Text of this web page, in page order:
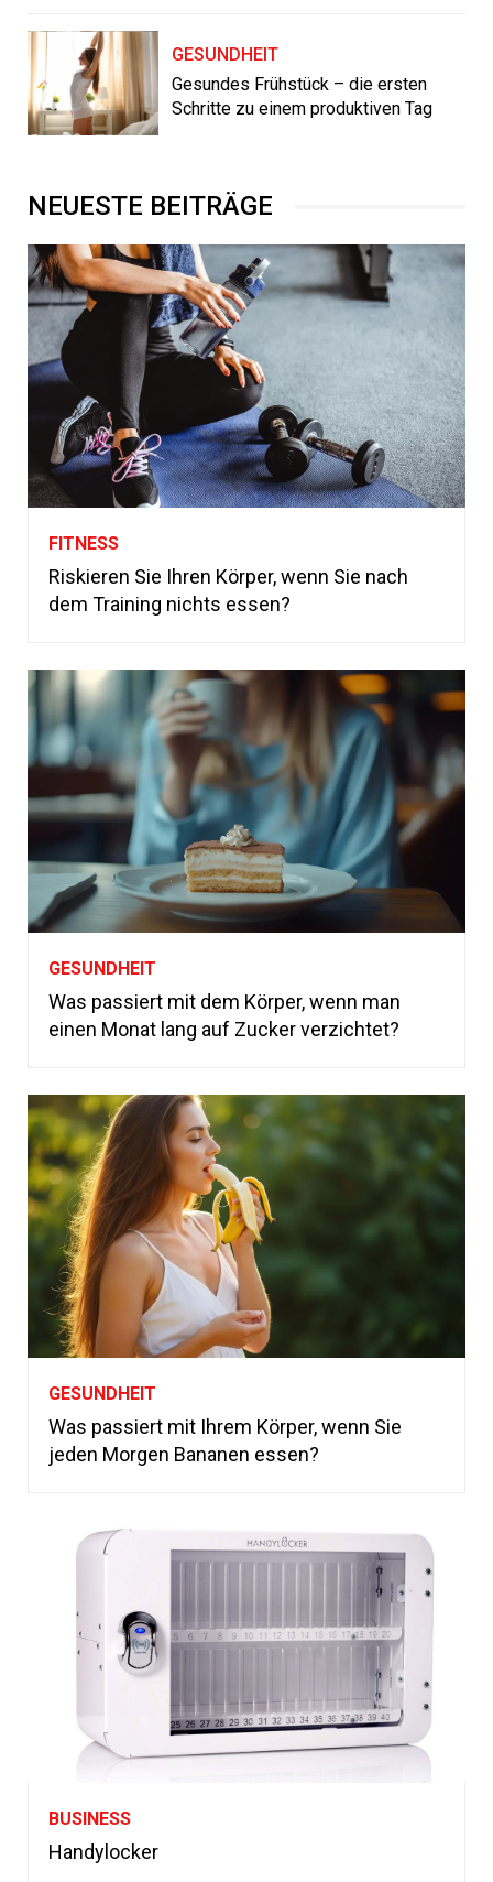
GESUNDHEIT
Gesundes Frühstück – die ersten
Schritte zu einem produktiven Tag
NEUESTE BEITRÄGE
FITNESS
Riskieren Sie Ihren Körper, wenn Sie nach
dem Training nichts essen?
GESUNDHEIT
Was passiert mit dem Körper, wenn man
einen Monat lang auf Zucker verzichtet?
GESUNDHEIT
Was passiert mit Ihrem Körper, wenn Sie
jeden Morgen Bananen essen?
BUSINESS
Handylocker